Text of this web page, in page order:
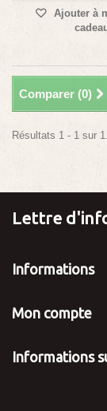
Ajouter à
Comparer (0)
Résultats 1 - 1 sur 1.
Lettre
Informations
Mon compte
Informations